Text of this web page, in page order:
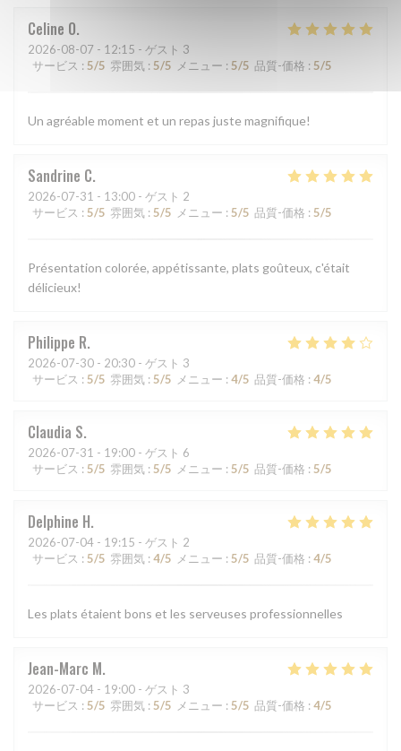
Celine O
2026-08-07 - 12:15 - ゲスト 3
サービス : 5/5 雰囲気 : 5/5 メニュー : 5/5 品質-価格 : 5/5
Un agréable moment et un repas juste magnifique!
Sandrine C
2026-07-31 - 13:00 - ゲスト 2
サービス : 5/5 雰囲気 : 5/5 メニュー : 5/5 品質-価格 : 5/5
Présentation colorée, appétissante, plats goûteux, c'était
délicieux!
Philippe R
2026-07-30 - 20:30 - ゲスト 3
サービス : 5/5 雰囲気 : 5/5 メニュー : 4/5 品質-価格 : 4/5
Claudia S
2026-07-31 - 19:00 - ゲスト 6
サービス : 5/5 雰囲気 : 5/5 メニュー : 5/5 品質-価格 : 5/5
Delphine H
2026-07-04 - 19:15 - ゲスト 2
サービス : 5/5 雰囲気 : 4/5 メニュー : 5/5 品質-価格 : 4/5
Les plats étaient bons et les serveuses professionnelles
Jean-Marc M
2026-07-04 - 19:00 - ゲスト 3
サービス : 5/5 雰囲気 : 5/5 メニュー : 5/5 品質-価格 : 4/5